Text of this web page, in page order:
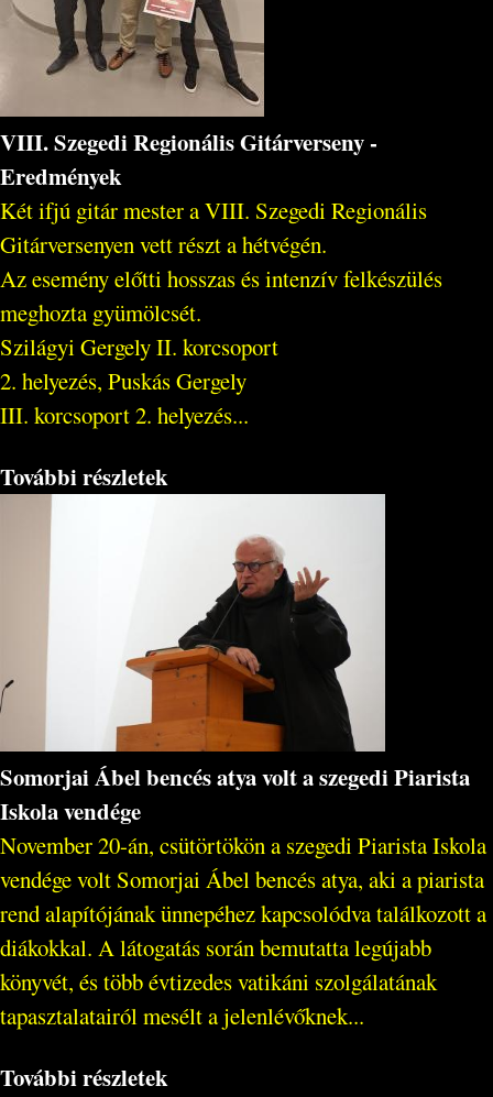
VIII. Szegedi Regionális Gitárverseny -
Eredmények
Két ifjú gitár mester a VIII. Szegedi Regionális
Gitárversenyen vett részt a hétvégén.
Az esemény előtti hosszas és intenzív felkészülés
meghozta gyümölcsét.
Szilágyi Gergely II. korcsoport
2. helyezés, Puskás Gergely
III. korcsoport 2. helyezés...
További részletek
Somorjai Ábel bencés atya volt a szegedi Piarista
Iskola vendége
November 20-án, csütörtökön a szegedi Piarista Iskola
vendége volt Somorjai Ábel bencés atya, aki a piarista
rend alapítójának ünnepéhez kapcsolódva találkozott a
diákokkal. A látogatás során bemutatta legújabb
könyvét, és több évtizedes vatikáni szolgálatának
tapasztalatairól mesélt a jelenlévőknek...
További részletek